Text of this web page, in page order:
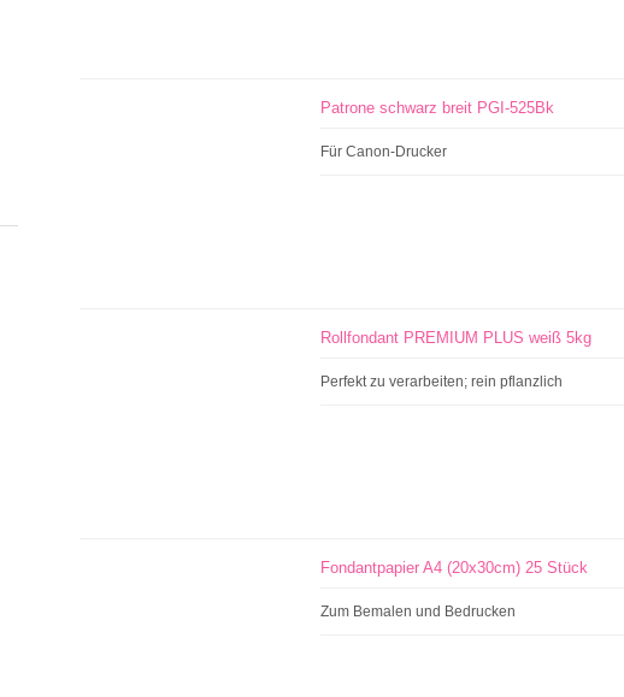
Patrone schwarz breit PGI-525Bk
Für Canon-Drucker
Rollfondant PREMIUM PLUS weiß 5kg
Perfekt zu verarbeiten; rein pflanzlich
Fondantpapier A4 (20x30cm) 25 Stück
Zum Bemalen und Bedrucken